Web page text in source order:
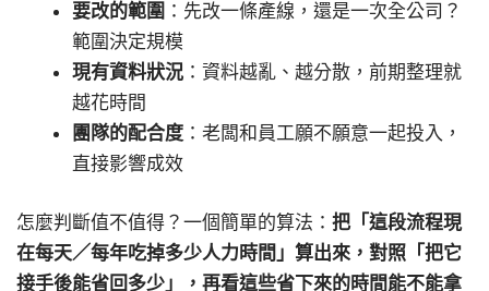
要改的範圍 ：先改一條產線，還是一次全公司？
範圍決定規模
現有資料狀況 ：資料越亂、越分散，前期整理就
越花時間
團隊的配合度 ：老闆和員工願不願意一起投入，
直接影響成效
怎麼判斷值不值得？一個簡單的算法： 把「這段流程現
在每天／每年吃掉多少人力時間」算出來，對照「把它
接手後能省回多少」，再看這些省下來的時間能不能拿